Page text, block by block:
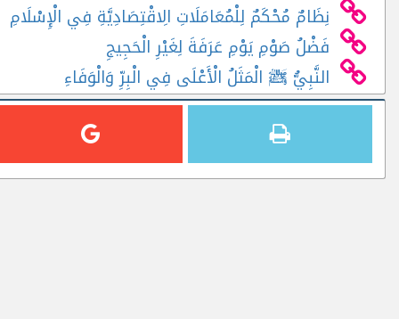
نِظَامٌ مُحْكَمٌ لِلْمُعَامَلَاتِ الِاقْتِصَادِيَّةِ فِي الْإِسْلَامِ
فَضْلُ صَوْمِ يَوْمِ عَرَفَةَ لِغَيْرِ الْحَجِيجِ
النَّبِيُّ ﷺ الْمَثَلُ الْأَعْلَى فِي الْبِرِّ وَالْوَفَاءِ